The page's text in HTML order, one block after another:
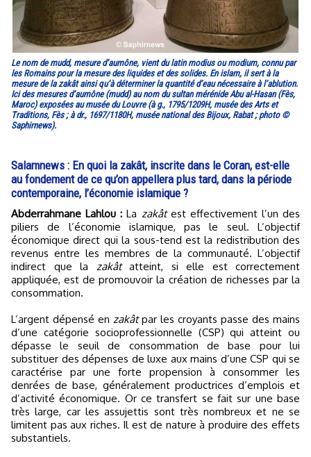
Le nom de mudd, mesure d’aumône, vient du latin modius ou modium, connu par
les Romains pour la mesure des liquides et des solides. En islam, il sert à la
mesure de la zakât ainsi qu’à déterminer la quantité d’eau nécessaire à l’ablution.
Ici des mesures d’aumône (mudd) au nom du sultan mérénide Abu al-Hasan (Fès,
Maroc) exposées au musée du Louvre (à g., 1795/1209H, musée des Arts et
Traditions, Fès ; à dr., 1697/1180H, musée national des Bijoux, Rabat ; photo ©
Saphirnews).
Salamnews : En quoi la zakât, inscrite dans le Coran, est-elle
au fondement de ce qu’on appellera plus tard, dans la période
contemporaine, l’économie islamique ?
Abderrahmane Lahlou : La zakât est effectivement l’un des
piliers de l’économie islamique, pas le seul. L’objectif
économique direct qui la sous-tend est la redistribution des
revenus entre les membres de la communauté. L’objectif
indirect que la zakâtatteint, si elle est correctement
appliquée, est de promouvoir la création de richesses par la
consommation.
L’argent dépensé en zakâtpar les croyants passe des mains
d’une catégorie socioprofessionnelle (CSP) qui atteint ou
dépasse le seuil de consommation de base pour lui
substituer des dépenses de luxe aux mains d’une CSP qui se
caractérise par une forte propension à consommer les
denrées de base, généralement productrices d’emplois et
d’activité économique. Or ce transfert se fait sur une base
très large, car les assujettis sont très nombreux et ne se
limitent pas aux riches. Il est de nature à produire des effets
substantiels.